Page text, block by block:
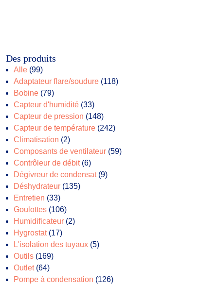
Des produits
Alle 9999
produits
Adaptateur flare/soudure 118118
Bobine 7979
produits
Capteur d'humidité 3333
produits
Capteur de pression 148148
produits
Capteur de température 242242
Climatisation 22
produits
Composants de ventilateur 5959
Contrôleur de débit 66
produits
Dégivreur de condensat 99
Déshydrateur 135135
Entretien 3333
produits
Goulottes 106106
produits
Humidificateur 22
Hygrostat 1717
produits
L'isolation des tuyaux 55
Outils 169169
Outlet 6464
produits
Pompe à condensation 126126